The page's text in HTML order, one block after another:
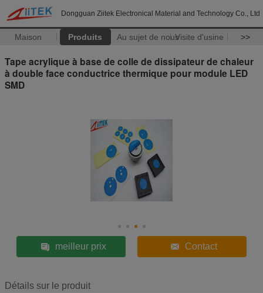
Dongguan Ziitek Electronical Material and Technology Co., Ltd
Maison Produits Au sujet de nousVisite d'usine >>
Tape acrylique à base de colle de dissipateur de chaleur
à double face conductrice thermique pour module LED
SMD
meilleur prix Contact
Détails sur le produit